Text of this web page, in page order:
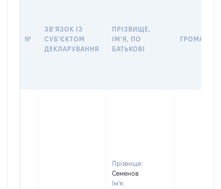
№
ЗВ'ЯЗОК ІЗ
СУБ'ЄКТОМ
ДЕКЛАРУВАННЯ
ПРІЗВИЩЕ,
ІМ'Я, ПО
БАТЬКОВІ
Прізвище:
Семенов
Ім'я: